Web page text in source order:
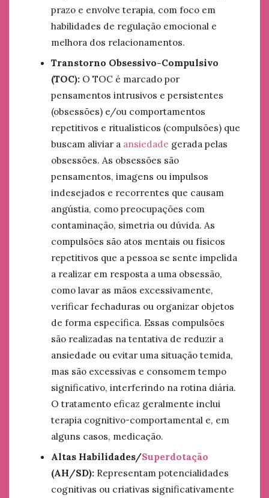
prazo e envolve terapia, com foco em
habilidades de regulação emocional e
melhora dos relacionamentos.
Transtorno Obsessivo-Compulsivo
(TOC): O TOC é marcado por
pensamentos intrusivos e persistentes
(obsessões) e/ou comportamentos
repetitivos e ritualísticos (compulsões) que
buscam aliviar a ansiedade gerada pelas
obsessões. As obsessões são
pensamentos, imagens ou impulsos
indesejados e recorrentes que causam
angústia, como preocupações com
contaminação, simetria ou dúvida. As
compulsões são atos mentais ou físicos
repetitivos que a pessoa se sente impelida
a realizar em resposta a uma obsessão,
como lavar as mãos excessivamente,
verificar fechaduras ou organizar objetos
de forma específica. Essas compulsões
são realizadas na tentativa de reduzir a
ansiedade ou evitar uma situação temida,
mas são excessivas e consomem tempo
significativo, interferindo na rotina diária.
O tratamento eficaz geralmente inclui
terapia cognitivo-comportamental e, em
alguns casos, medicação.
Altas Habilidades/Superdotação
(AH/SD): Representam potencialidades
cognitivas ou criativas significativamente